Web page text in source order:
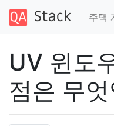
주택
UV 윈도
점은 무